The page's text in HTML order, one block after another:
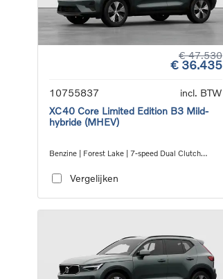
€ 47.530
€ 36.435
10755837
incl. BTW
XC40 Core Limited Edition B3 Mild-
hybride (MHEV)
Benzine | Forest Lake | 7-speed Dual Clutch
Vergelijken